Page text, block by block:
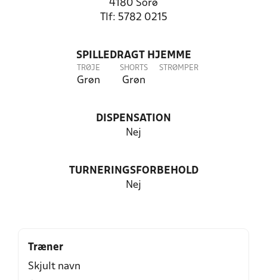
4180 Sorø
Tlf: 5782 0215
SPILLEDRAGT HJEMME
TRØJE
Grøn
SHORTS
Grøn
STRØMPER
DISPENSATION
Nej
TURNERINGSFORBEHOLD
Nej
Træner
Skjult navn